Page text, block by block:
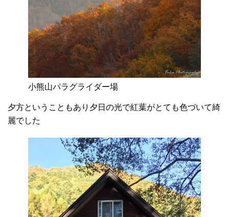
小熊山パラグライダー場
夕方ということもあり夕日の光で紅葉がとても色づいて綺
麗でした